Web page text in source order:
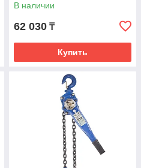
В наличии
62 030 ₸
Купить